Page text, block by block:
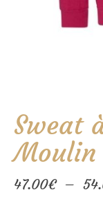
Sweat
47.00€ –